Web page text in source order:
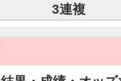
3連複